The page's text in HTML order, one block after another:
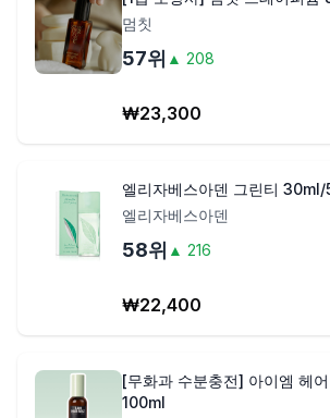
멈칫
57위 ▲ 208
₩23,300
엘리자베스아덴 그린티 30ml/
엘리자베스아덴
58위 ▲ 216
₩22,400
[무화과 수분충전] 아이엠 헤
100ml